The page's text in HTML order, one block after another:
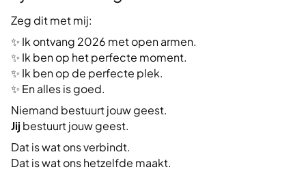
Zeg dit met mij:
✨ Ik ontvang 2026 met open armen.
✨ Ik ben op het perfecte moment.
✨ Ik ben op de perfecte plek.
✨ En alles is goed.
Niemand bestuurt jouw geest.
Jij bestuurt jouw geest.
Dat is wat ons verbindt.
Dat is wat ons hetzelfde maakt.